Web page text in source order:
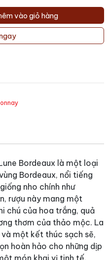
vào giỏ hàng
Bordeaux là một loại
Bordeaux, nổi tiếng
nho chính như
rượu này mang một
chú của hoa trắng, quả
thơm của thảo mộc. La
một kết thúc sạch sẽ,
hoàn hảo cho những dịp